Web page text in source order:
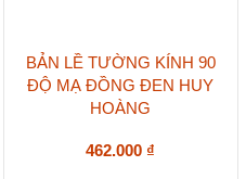
BẢN LỀ TƯỜNG KÍNH 90
ĐỘ MẠ ĐỒNG ĐEN HUY
HOÀNG
462.000 ₫